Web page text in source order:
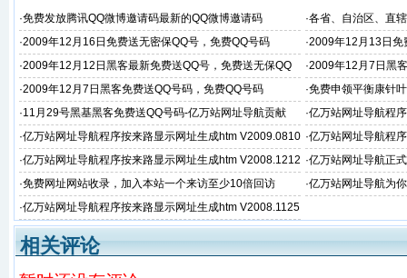
·免费发放腾讯QQ微博邀请码最新的QQ微博邀请码 ·各省、自治区、直
·2009年12月16日免费送无密保QQ号，免费QQ号码 ·2009年12月13日免
·2009年12月12日黑客最新免费送QQ号，免费送无保QQ
号
·2009年12月7日黑
·2009年12月7日黑客免费送QQ号码，免费QQ号码 ·免费申领平衡康针
·11月29号黑基黑客免费送QQ号码-亿万站网址导航贡献 ·亿万站网址导航程
免费版本
·亿万站网址导航程序按来路显示网址生成htm V2009.0810
免费版本
·亿万站网址导航程
免费版本
·亿万站网址导航程序按来路显示网址生成htm V2008.1212
免费版本
·亿万站网址导航正
·免费网址网站收录，加入本站一个来访至少10倍回访 ·亿万站网址导航为
·亿万站网址导航程序按来路显示网址生成htm V2008.1125
版本
相关评论